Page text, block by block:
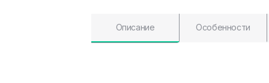
Описание Особенности